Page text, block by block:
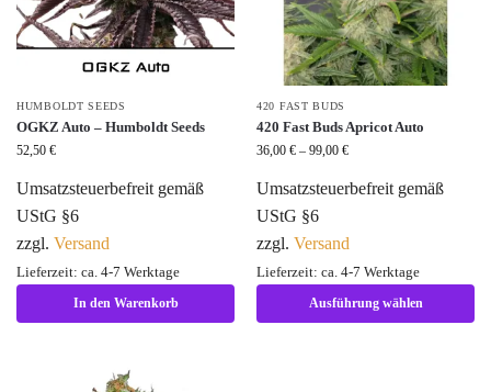
HUMBOLDT SEEDS
OGKZ Auto – Humboldt Seeds
52,50 €
Umsatzsteuerbefreit gemäß
UStG §6
zzgl. Versand
Lieferzeit: ca. 4-7 Werktage
In den Warenkorb
420 FAST BUDS
420 Fast Buds Apricot Auto
36,00 € – 99,00 €
Umsatzsteuerbefreit gemäß
UStG §6
zzgl. Versand
Lieferzeit: ca. 4-7 Werktage
Ausführung wählen